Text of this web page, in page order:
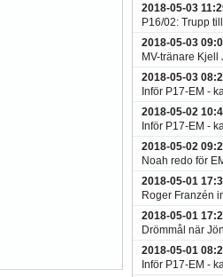
2018-05-03
P16/02: Trupp
2018-05-03
MV-tränare Kjell
2018-05-03
Inför P17-EM -
2018-05-02
Inför P17-EM -
2018-05-02
Noah redo för
2018-05-01
Roger Franzén
2018-05-01
Drömmål när
2018-05-01
Inför P17-EM -